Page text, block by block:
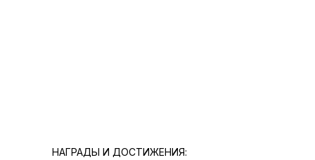
НАГРАДЫ И ДОСТИЖЕНИЯ: